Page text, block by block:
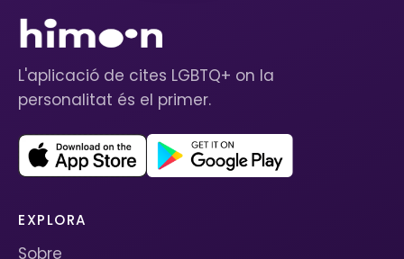
L'aplicació de cites LGBTQ+ on la
personalitat és el primer.
EXPLORA
Sobre